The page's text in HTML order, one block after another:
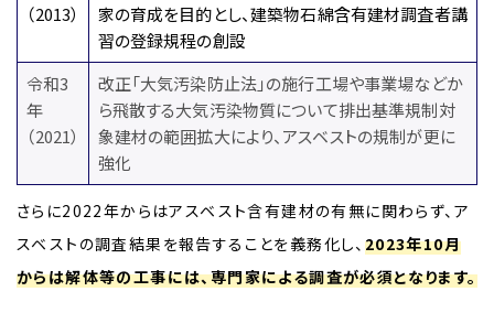
（2013）
家の育成を目的とし、建築物石綿含有建材調査者講
習の登録規程の創設
令和3
年
（2021）
改正「大気汚染防止法」の施行工場や事業場などか
ら飛散する大気汚染物質について排出基準規制対
象建材の範囲拡大により、アスベストの規制が更に
強化
さらに2022年からはアスベスト含有建材の有無に関わらず、ア
スベストの調査結果を報告することを義務化し、 2023年10月
からは解体等の工事には、専門家による調査が必須となります。